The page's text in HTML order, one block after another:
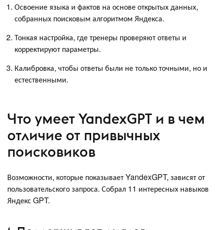
Освоение языка и фактов на основе открытых данных,
собранных поисковым алгоритмом Яндекса.
Тонкая настройка, где тренеры проверяют ответы и
корректируют параметры.
Калибровка, чтобы ответы были не только точными, но и
естественными.
Что умеет YandexGPT и в чем
отличие от привычных
поисковиков
Возможности, которые показывает YandexGPT, зависят от
пользовательского запроса. Собрал 11 интересных навыков
Яндекс GPT.